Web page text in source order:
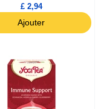
£ 2,94
Ajouter